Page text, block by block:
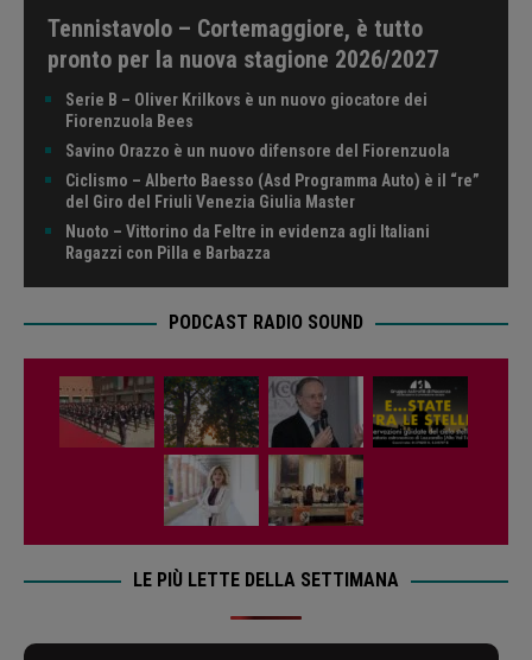
Tennistavolo – Cortemaggiore, è tutto
pronto per la nuova stagione 2026/2027
Serie B – Oliver Krilkovs è un nuovo giocatore dei
Fiorenzuola Bees
Savino Orazzo è un nuovo difensore del Fiorenzuola
Ciclismo – Alberto Baesso (Asd Programma Auto) è il “re”
del Giro del Friuli Venezia Giulia Master
Nuoto – Vittorino da Feltre in evidenza agli Italiani
Ragazzi con Pilla e Barbazza
PODCAST RADIO SOUND
LE PIÙ LETTE DELLA SETTIMANA